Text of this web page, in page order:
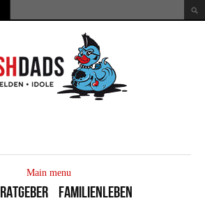
Suchformular
Main menu
RATGEBER
FAMILIENLEBEN